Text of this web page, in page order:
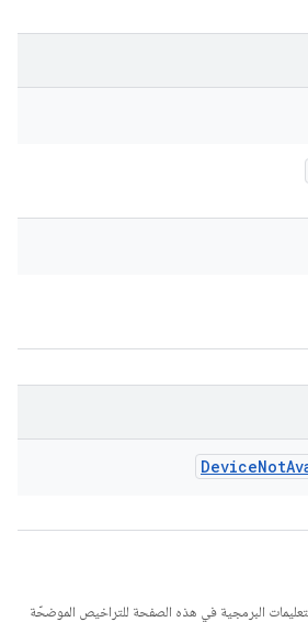
DeviceNot
البرمجية في هذه الصفحة للتراخيص الموضحّة